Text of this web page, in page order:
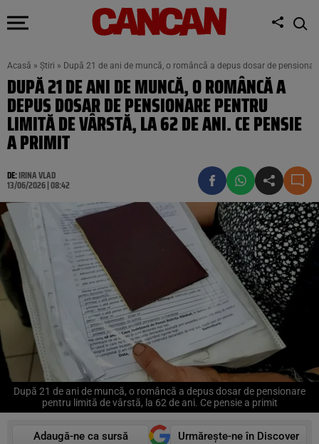
Acasă » Știri » După 21 de ani de muncă, o româncă a depus dosar de
DUPĂ 21 DE ANI DE MUNCĂ, O ROMÂNCĂ A
DEPUS DOSAR DE PENSIONARE PENTRU
LIMITĂ DE VÂRSTĂ, LA 62 DE ANI. CE PENSIE
A PRIMIT
DE:IRINA VLAD
13/06/2026 | 08:42
După 21 de ani de muncă, o româncă a depus dosar de pensionare
pentru limită de vârstă, la 62 de ani. Ce pensie a primit
Adaugă-ne ca sursă
Urmărește-ne în Discover